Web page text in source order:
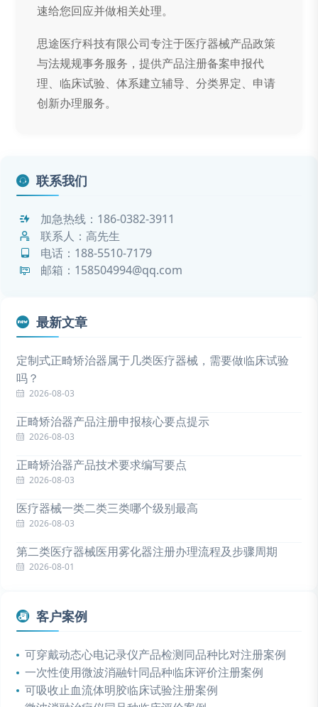
速给您回应并做相关处理。
思途医疗科技有限公司专注于医疗器械产品政策
与法规规事务服务，提供产品注册备案申报代
理、临床试验、体系建立辅导、分类界定、申请
创新办理服务。
联系我们
加急热线： 186-0382-3911
联系人：高先生
电话： 188-5510-7179
邮箱：158504994@qq.com
最新文章
定制式正畸矫治器属于几类医疗器械，需要做临床试验
吗？
2026-08-03
正畸矫治器产品注册申报核心要点提示
2026-08-03
正畸矫治器产品技术要求编写要点
2026-08-03
医疗器械一类二类三类哪个级别最高
2026-08-03
第二类医疗器械医用雾化器注册办理流程及步骤周期
2026-08-01
客户案例
可穿戴动态心电记录仪产品检测同品种比对注册案例
一次性使用微波消融针同品种临床评价注册案例
可吸收止血流体明胶临床试验注册案例